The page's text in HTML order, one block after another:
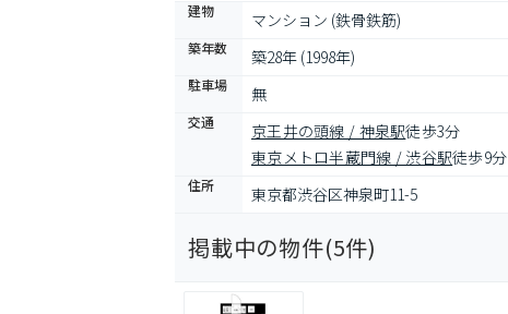
建物 マンション (鉄骨鉄筋)
築年数 築28年 (1998年)
駐車場 無
交通 京王井の頭線 / 神泉駅徒歩3分
東京メトロ半蔵門線 / 渋谷駅徒歩9分
住所 東京都渋谷区神泉町11-5
掲載中の物件(5件)